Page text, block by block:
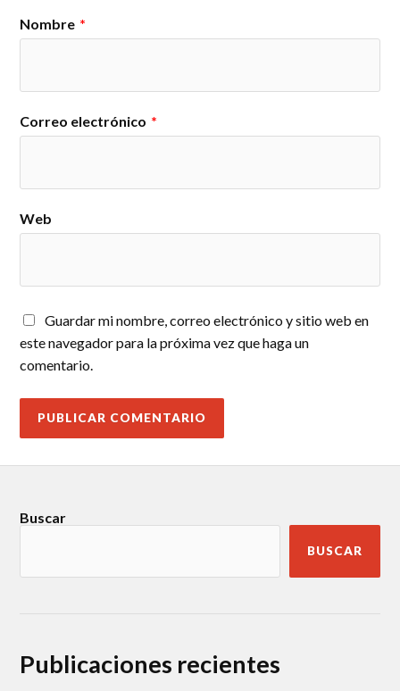
Nombre *
Correo electrónico *
Web
Guardar mi nombre, correo electrónico y sitio web en
este navegador para la próxima vez que haga un
comentario.
Buscar
BUSCAR
Publicaciones recientes